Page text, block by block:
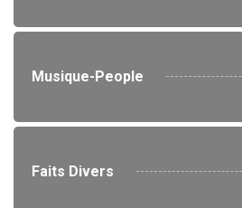
Musique-People
Faits Divers